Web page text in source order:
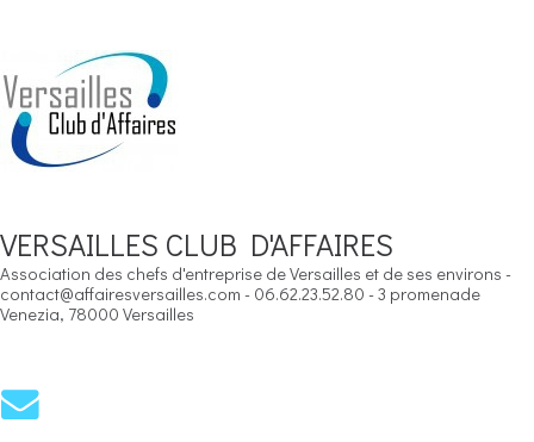
VERSAILLES CLUB D'AFFAIRES
Association des chefs d'entreprise de Versailles et de ses environs -
contact@affairesversailles.com - 06.62.23.52.80 - 3 promenade
Venezia, 78000 Versailles